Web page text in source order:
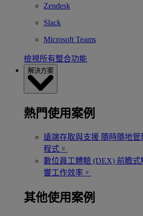
Zendesk
Slack
Microsoft Teams
檢視所有整合功能
解決方案
熱門使用案例
遠端存取與支援 隨時隨地管
程式。
數位員工體驗 (DEX) 前瞻式
響工作效率。
其他使用案例